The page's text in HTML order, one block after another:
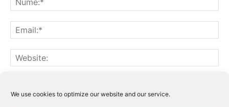
We use cookies to optimize our website and our service.
Notifică-mă prin email când sunt publicate articole noi.